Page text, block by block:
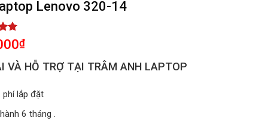
Lenovo 320-14
₫
VÀ HỖ TRỢ TẠI TRÂM ANH LAPTOP
phí lắp đặt
6 tháng .